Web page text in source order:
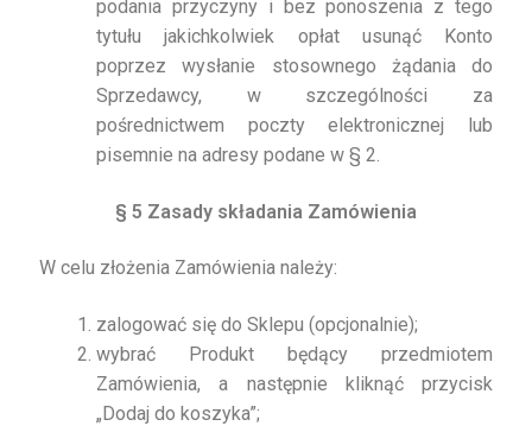
podania przyczyny i bez ponoszenia z tego
tytułu jakichkolwiek opłat usunąć Konto
poprzez wysłanie stosownego żądania do
Sprzedawcy, w szczególności za
pośrednictwem poczty elektronicznej lub
pisemnie na adresy podane w § 2.
§ 5 Zasady składania Zamówienia
W celu złożenia Zamówienia należy:
zalogować się do Sklepu (opcjonalnie);
wybrać Produkt będący przedmiotem
Zamówienia, a następnie kliknąć przycisk
„Dodaj do koszyka”;